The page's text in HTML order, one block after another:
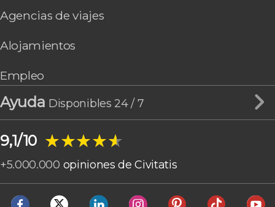
Agencias de viajes
Alojamientos
Empleo
Ayuda Disponibles 24 / 7
9,1/10 ★★★★★
★★★★★
+5.000.000 opiniones de Civitatis